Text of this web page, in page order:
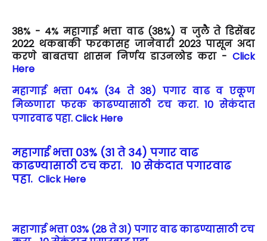
38% - 4% महागाई भत्ता वाढ (38%) व जुलै ते डिसेंबर
2022 थकबाकी फरकासह जानेवारी 2023 पासून अदा
करणे बाबतचा शासन निर्णय डाउनलोड करा - Click
Here
महागाई भत्ता 04% (34 ते 38) पगार वाढ व एकूण
मिळणारा फरक काढण्यासाठी टच करा. 10 सेकंदात
पगारवाढ पहा. Click Here
महागाई भत्ता 03% (31 ते 34) पगार वाढ
काढण्यासाठी टच करा. 10 सेकंदात पगारवाढ
पहा. Click Here
महागाई भत्ता 03% (28 ते 31) पगार वाढ काढण्यासाठी टच